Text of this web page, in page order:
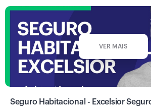
VER MAIS
Seguro Habitacional - Excelsior